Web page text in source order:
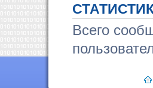
Всего